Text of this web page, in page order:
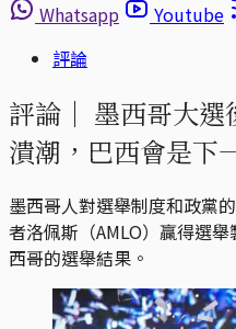
Whatsapp
Youtube
評論
評論｜ 墨西哥大選
潰潮，巴西會是下
墨西哥人對選舉制度和政黨
者洛佩斯（AMLO）贏得選
西哥的選舉結果。